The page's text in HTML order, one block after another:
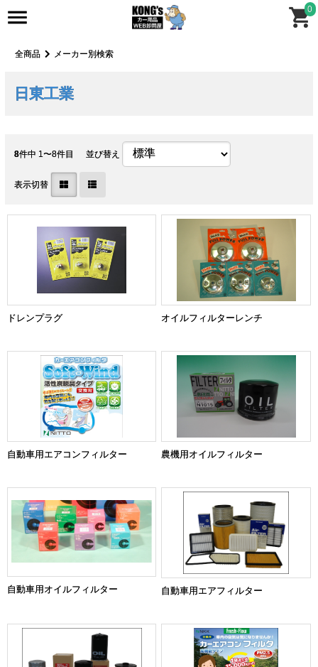
0
全商品 メーカー別検索
日東工業
8件中 1〜8件目 並び替え
表示切替
ドレンプラグ オイルフィルターレンチ
自動車用エアコンフィルター 農機用オイルフィルター
自動車用オイルフィルター 自動車用エアフィルター